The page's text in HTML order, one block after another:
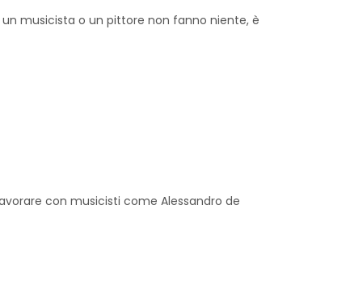
musicista o un pittore non fanno niente, è
con musicisti come Alessandro de